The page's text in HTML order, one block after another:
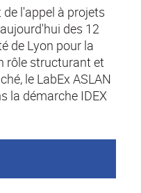
de l'appel à projets
des 12
de Lyon pour la
rôle structurant et
le LabEx ASLAN
la démarche IDEX